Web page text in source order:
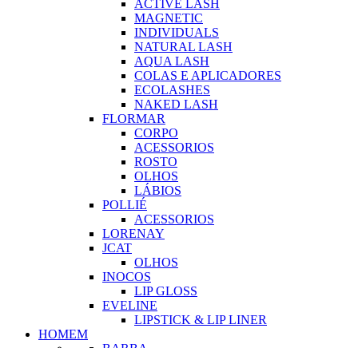
ACTIVE LASH
MAGNETIC
INDIVIDUALS
NATURAL LASH
AQUA LASH
COLAS E APLICADORES
ECOLASHES
NAKED LASH
FLORMAR
CORPO
ACESSORIOS
ROSTO
OLHOS
LÁBIOS
POLLIÉ
ACESSORIOS
LORENAY
JCAT
OLHOS
INOCOS
LIP GLOSS
EVELINE
LIPSTICK & LIP LINER
HOMEM